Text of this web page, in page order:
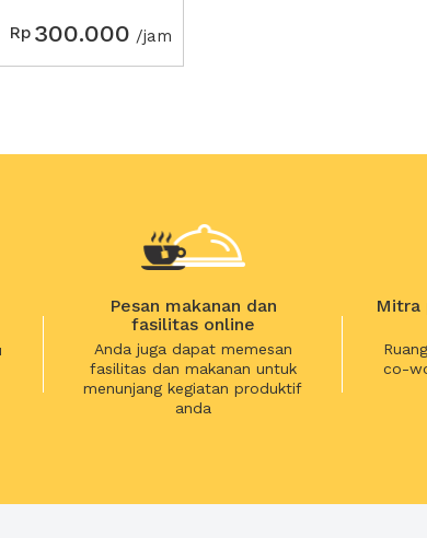
Rp 300.000 /jam
Pesan makanan dan
fasilitas online
Anda juga dapat memesan
fasilitas dan makanan untuk
menunjang kegiatan produktif
anda
Mitra
co-